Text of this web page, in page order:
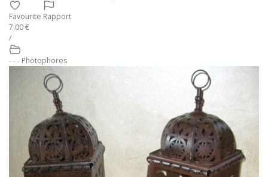
Favourite Rapport
7.00 €
/
- - - Photophores